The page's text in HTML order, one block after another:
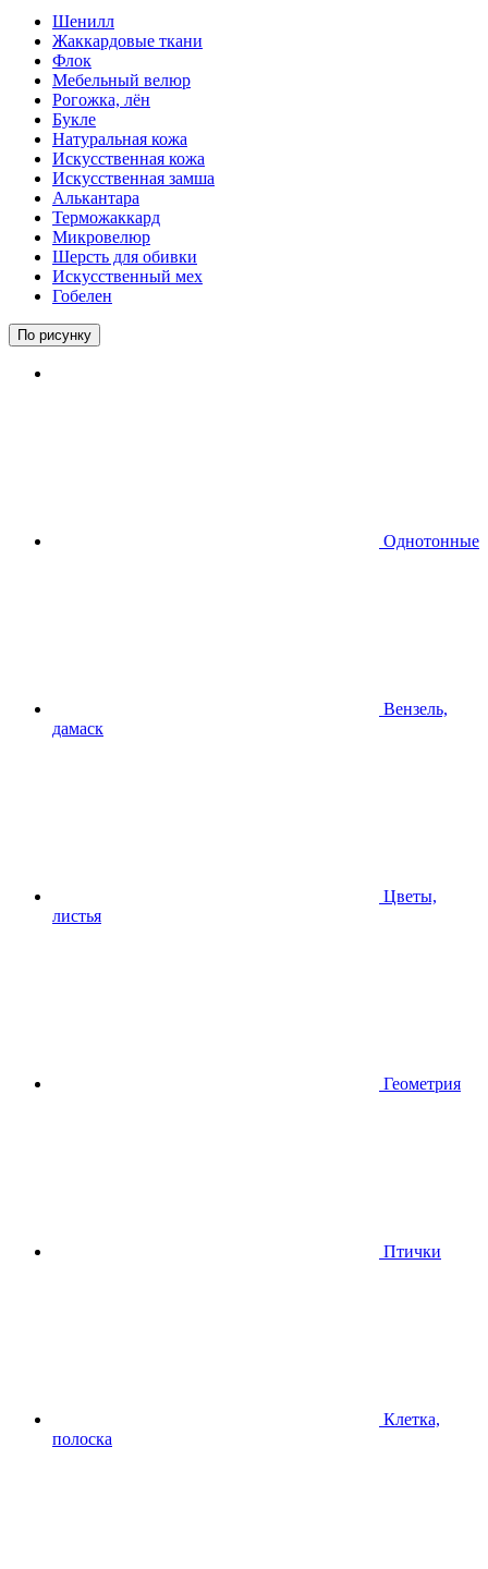
Шенилл
Жаккардовые ткани
Флок
Мебельный велюр
Рогожка, лён
Букле
Натуральная кожа
Искусственная кожа
Искусственная замша
Алькантара
Терможаккард
Микровелюр
Шерсть для обивки
Искусственный мех
Гобелен
По рисунку
Однотонные
Вензель,
дамаск
Цветы,
листья
Геометрия
Птички
Клетка,
полоска